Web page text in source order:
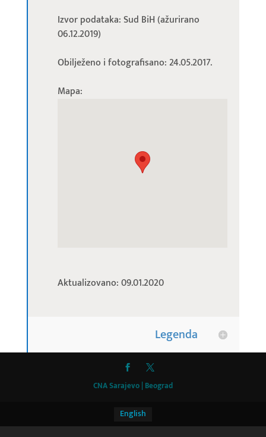
Izvor podataka: Sud BiH (ažurirano
06.12.2019)
Obilježeno i fotografisano: 24.05.2017.
Mapa:
Aktualizovano: 09.01.2020
Legenda
CNA Sarajevo | Beograd
English